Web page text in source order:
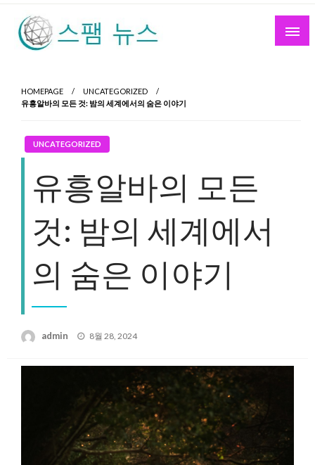
Skip
content
스팸 뉴스
HOMEPAGE
UNCATEGORIZED
유흥알바의 모든 것: 밤의 세계에서의 숨은 이야기
UNCATEGORIZED
유흥알바의 모든
것: 밤의 세계에서
의 숨은 이야기
admin
Posted
8월 28, 2024